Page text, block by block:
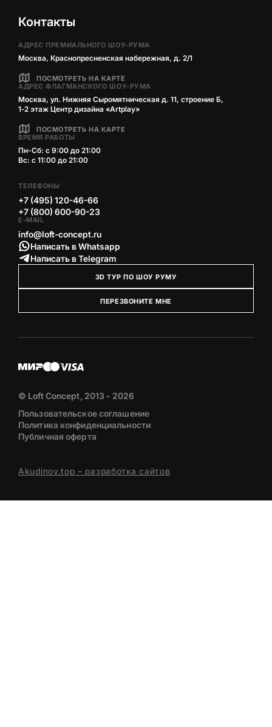
Контакты
АДРЕС ПРЕМИАЛЬНОГО ШОУ-РУМА
Москва, Краснопресненская набережная, д. 2/1
ПОСМОТРЕТЬ НА КАРТЕ
АДРЕС ФЛАГМАНСКОГО ШОУ-РУМА
Москва, ул. Нижняя Сыромятническая д. 11, строение Б,
1‑2 этаж Центр дизайна «Artplay»
ПОСМОТРЕТЬ НА КАРТЕ
ВРЕМЯ РАБОТЫ
Пн-Сб: с 9:00 до 21:00
Вс: с 11:00 до 21:00
ТЕЛЕФОНЫ
+7 (495) 120-46-66
+7 (800) 600-90-23
E-MAIL
info@loft-concept.ru
Написать в Whatsapp
Написать в Telegram
3D ТУР ПО ШОУ РУМУ
ПЕРЕЗВОНИТЕ МНЕ
© Loft Concept, 2013 - 2026
Пользовательское соглашение
Политика конфиденциальности
Публичная оферта
Akudinov.top – разработка сайтов